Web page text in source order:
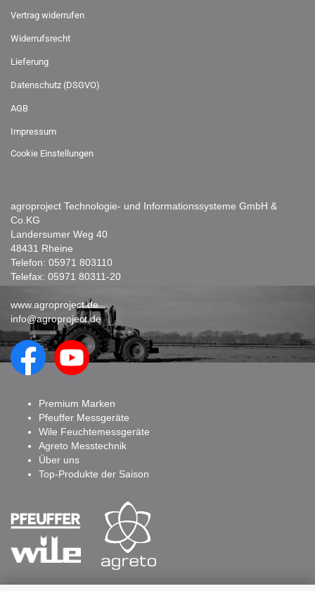
Vertrag widerrufen
Widerrufsrecht
Lieferung
Datenschutz (DSGVO)
AGB
Impressum
Cookie Einstellungen
agroproject Technologie- und Informationssysteme GmbH &
Co.KG
Landersumer Weg 40
48431 Rheine
Telefon: 05971 803110
Telefax: 05971 80311-20
www.agroproject.de
info@agroproject.de
Premium Marken
Pfeuffer Messgeräte
Wile Feuchtemessgeräte
Agreto Messtechnik
Über uns
Top-Produkte der Saison